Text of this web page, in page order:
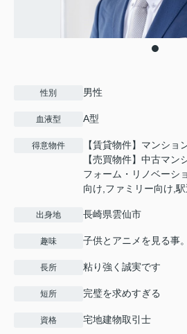
性別 男性
血液型 A型
得意物件
【賃貸物件】マンショ
【売買物件】中古マン
フォーム・リノベーシ
向け,ファミリー向け,
出身地 長崎県雲仙市
趣味 子供とアニメを見る事
長所 粘り強く誠実です
短所 完璧を求めすぎる
資格 宅地建物取引士